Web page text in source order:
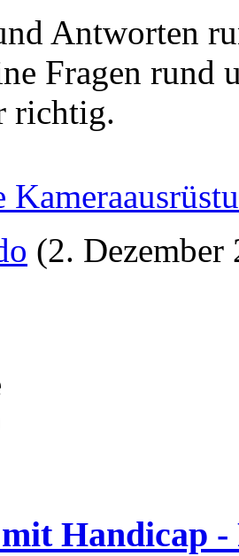
Antworten
Fragen rund
richtig.
(2.
Handicap -